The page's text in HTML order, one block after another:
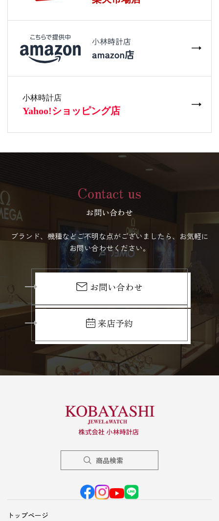
Contact us
お問い合わせ
ブランド、機種などご不明な点がございましたら、お気軽に
お問い合わせください。
お問い合わせ
来店予約
商品検索
トップページ